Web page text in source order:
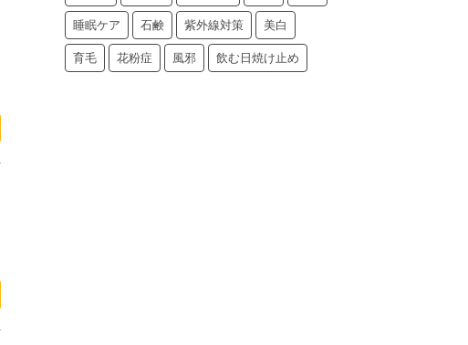
睡眠ケア 石鹸 紫外線対策 美白
育毛 花粉症 風邪 飲む日焼け止め